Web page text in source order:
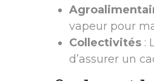
vapeur pour
Collectivités :
d’assurer un